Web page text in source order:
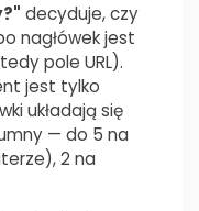
decyduje, czy
nagłówek jest
pole URL).
jest tylko
układają się
— do 5 na
2 na